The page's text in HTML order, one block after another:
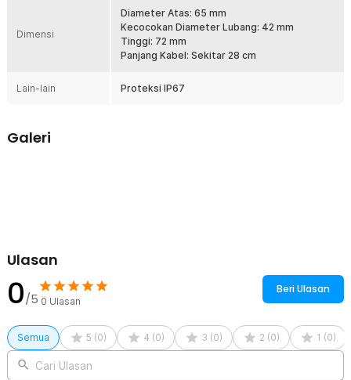
Kelengkapan Produk
Rincian yang Anda dapatkan untuk pembelian produk ini:
3W Warm White - SX120
Dimensi
Diameter Atas: 65 mm
Kecocokan Diameter Lubang: 42 mm
Tinggi: 72 mm
Panjang Kabel: Sekitar 28 cm
Lain-lain Proteksi IP67
Galeri
Ulasan
0/5 0 Ulasan
Beri Ulasan
Semua 5 (0) 4 (0) 3 (0) 2 (0) 1 (0)
Cari Ulasan